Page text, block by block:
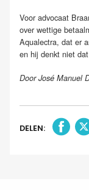
Voor advocaat
over wettige
Aqualectra, dat er
en hij denkt niet
Door José Manuel
DELEN: